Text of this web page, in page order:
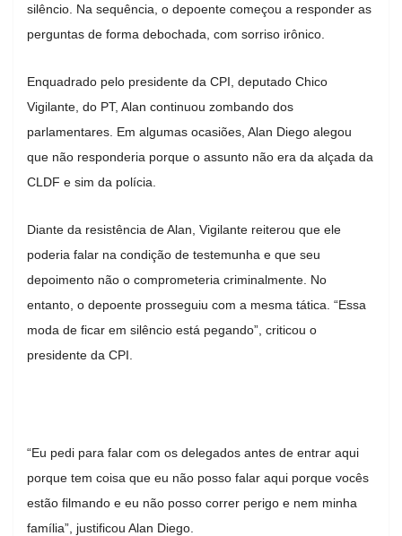
silêncio. Na sequência, o depoente começou a responder as
perguntas de forma debochada, com sorriso irônico.
Enquadrado pelo presidente da CPI, deputado Chico
Vigilante, do PT, Alan continuou zombando dos
parlamentares. Em algumas ocasiões, Alan Diego alegou
que não responderia porque o assunto não era da alçada da
CLDF e sim da polícia.
Diante da resistência de Alan, Vigilante reiterou que ele
poderia falar na condição de testemunha e que seu
depoimento não o comprometeria criminalmente. No
entanto, o depoente prosseguiu com a mesma tática. “Essa
moda de ficar em silêncio está pegando”, criticou o
presidente da CPI.
“Eu pedi para falar com os delegados antes de entrar aqui
porque tem coisa que eu não posso falar aqui porque vocês
estão filmando e eu não posso correr perigo e nem minha
família”, justificou Alan Diego.